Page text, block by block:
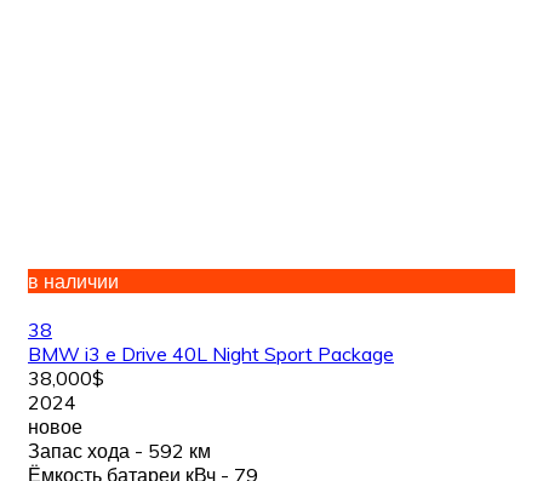
в наличии
38
BMW i3 e Drive 40L Night Sport Package
38,000$
2024
новое
Запас хода - 592 км
Ёмкость батареи кВч - 79